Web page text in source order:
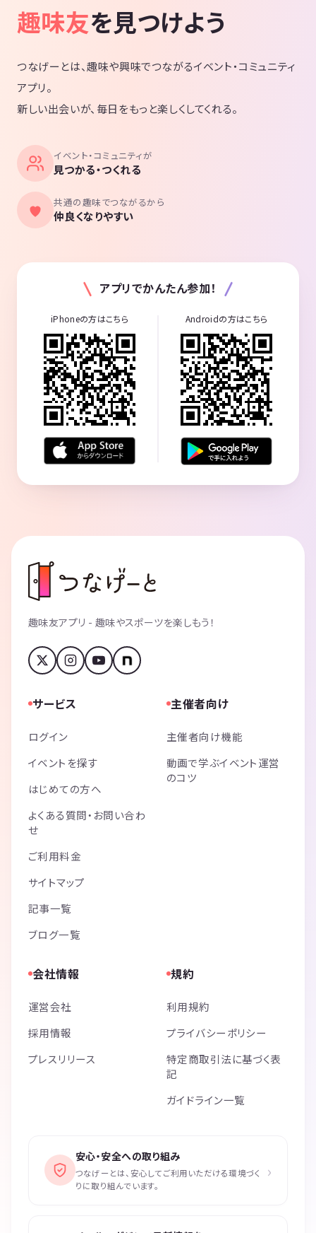
趣味友を見つけよう
つなげーとは、趣味や興味でつながるイベント・コミュニティ
アプリ。
新しい出会いが、毎日をもっと楽しくしてくれる。
イベント・コミュニティが
見つかる・つくれる
共通の趣味でつながるから
仲良くなりやすい
アプリでかんたん参加！
iPhoneの方はこちら Androidの方はこちら
趣味友アプリ - 趣味やスポーツを楽しもう！
サービス
ログイン
イベントを探す
はじめての方へ
よくある質問・お問い合わ
せ
ご利用料金
サイトマップ
記事一覧
ブログ一覧
主催者向け
主催者向け機能
動画で学ぶイベント運営
のコツ
会社情報
運営会社
採用情報
プレスリリース
規約
利用規約
プライバシーポリシー
特定商取引法に基づく表
記
ガイドライン一覧
安心・安全への取り組み
つなげーとは、安心してご利用いただける環境づく
りに取り組んでいます。
›